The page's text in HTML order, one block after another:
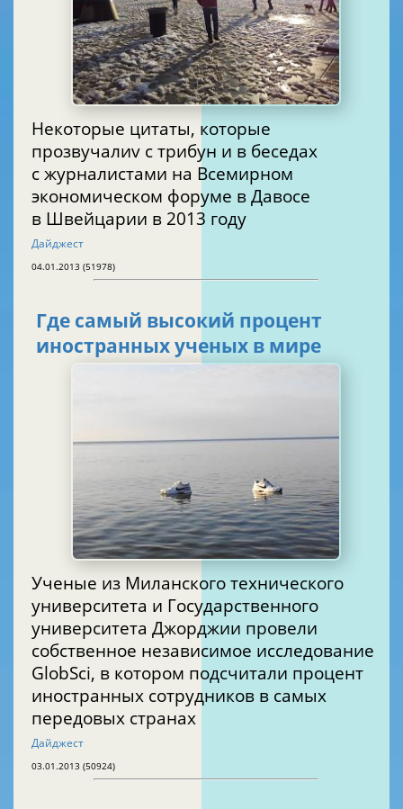
Некоторые цитаты, которые
прозвучалиv с трибун и в беседах
с журналистами на Всемирном
экономическом форуме в Давосе
в Швейцарии в 2013 году
Дайджест
04.01.2013 (51978)
Где самый высокий процент
иностранных ученых в мире
Ученые из Миланского технического
университета и Государственного
университета Джорджии провели
собственное независимое исследование
GlobSci, в котором подсчитали процент
иностранных сотрудников в самых
передовых странах
Дайджест
03.01.2013 (50924)